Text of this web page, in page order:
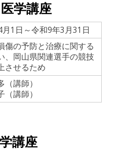
学講座
1日～令和9年3月31日
傷の予防と治療に関する
、岡山県関連選手の競技
させるため
講師）
講師）
講座